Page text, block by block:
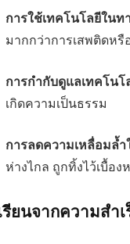
การใช้เทคโนโลยีในท
มากกว่าการเสพติดหรื
การกำกับดูแลเทคโนโ
เกิดความเป็นธรรม
การลดความเหลื่อมล้ำ
ห่างไกล ถูกทิ้งไว้เบื้อง
ยนจากความสำ